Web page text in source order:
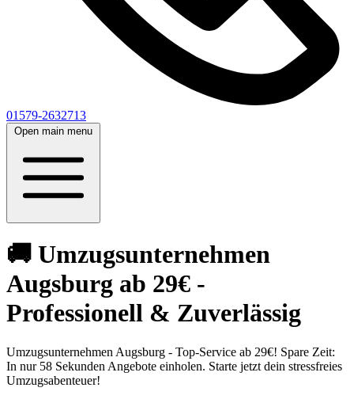
01579-2632713
Open main menu
🚚 Umzugsunternehmen
Augsburg ab 29€ -
Professionell & Zuverlässig
Umzugsunternehmen Augsburg - Top-Service ab 29€! Spare Zeit:
In nur 58 Sekunden Angebote einholen. Starte jetzt dein stressfreies
Umzugsabenteuer!